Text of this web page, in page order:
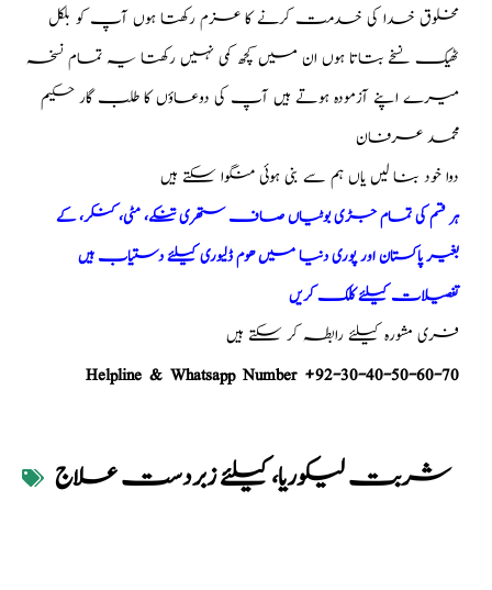
مخلوق خدا کی خدمت کرنے کا عزم رکھتا ہوں آپ کو بلکل
ٹھیک نسخے بتاتا ہوں ان میں کچھ کمی نہیں رکھتا یہ تمام نسخہ
میرے اپنے آزمودہ ہوتے ہیں آپ کی دوعاؤں کا طلب گار حکیم
محمد عرفان
دوا خود بنا لیں یاں ہم سے بنی ہوئی منگوا سکتے ہیں
ہر قسم کی تمام جڑی بوٹیاں صاف ستھری تنکے، مٹی، کنکر، کے
بغیر پاکستان اور پوری دنیا میں ھوم ڈلیوری کیلئے دستیاب ہیں
تفصیلات کیلئے کلک کریں
فری مشورہ کیلئے رابطہ کر سکتے ہیں
Helpline & Whatsapp Number +92-30-40-50-60-70
شربت لیکوریا، کیلئے زبردست علاج